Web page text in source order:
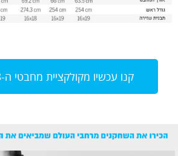
קנו עכשיו מקולקציית מחבטי ה-Ultra V3 >